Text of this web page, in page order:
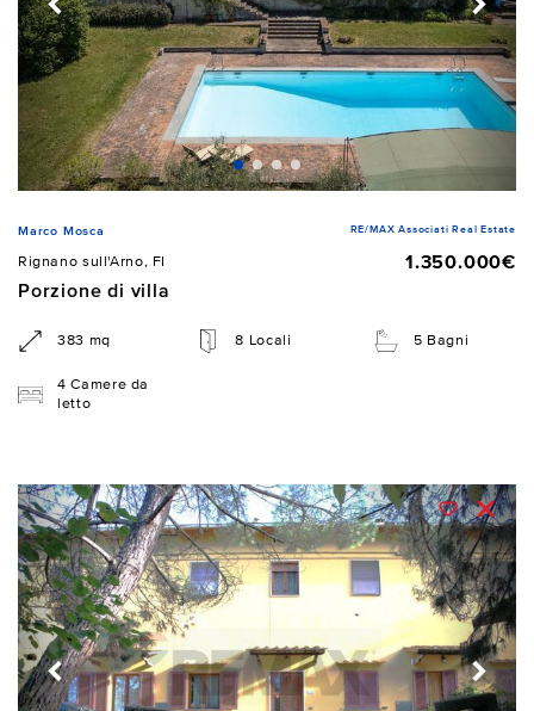
Marco Mosca RE/MAX Associati Real Estate
Rignano sull'Arno, FI
1.350.000€
Porzione di villa
383 mq 8 Locali 5 Bagni
4 Camere da
letto